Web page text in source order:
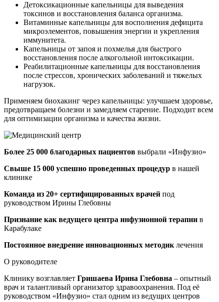
Детоксикационные капельницы для выведения
токсинов и восстановления баланса организма.
Витаминные капельницы для восполнения дефицита
микроэлементов, повышения энергии и укрепления
иммунитета.
Капельницы от запоя и похмелья для быстрого
восстановления после алкогольной интоксикации.
Реабилитационные капельницы для восстановления
после стрессов, хронических заболеваний и тяжелых
нагрузок.
Применяем биохакинг через капельницы: улучшаем здоровье,
предотвращаем болезни и замедляем старение. Подходит всем
для оптимизации организма и качества жизни.
Более 25 000 благодарных пациентов выбрали «Инфузио»
Свыше 15 000 успешно проведенных процедур в нашей
клинике
Команда из 20+ сертифицированных врачей под
руководством Ирины Глебовны
Признание как ведущего центра инфузионной терапии в
Карабулаке
Постоянное внедрение инновационных методик лечения
О руководителе
Клинику возглавляет Гришаева Ирина Глебовна – опытный
врач и талантливый организатор здравоохранения. Под её
руководством «Инфузио» стал одним из ведущих центров